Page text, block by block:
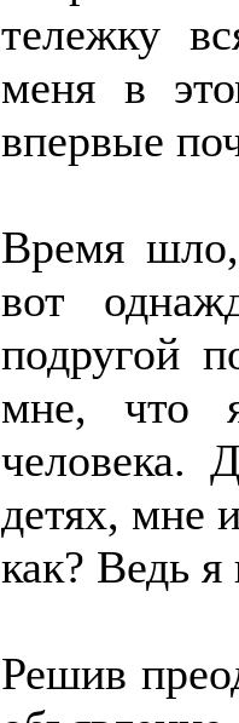
тележку
меня в
впервые
Время
вот
подругой
мне, что
человека.
детях, мне
как? Ведь
Решив